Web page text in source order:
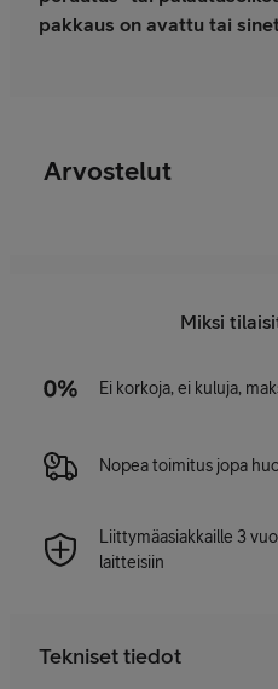
pakkaus on avattu tai
Arvostelut
Miksi
Ei korkoja, ei kuluja,
Nopea toimitus jopa
Liittymäasiakkaille 3
laitteisiin
Tekniset tiedot